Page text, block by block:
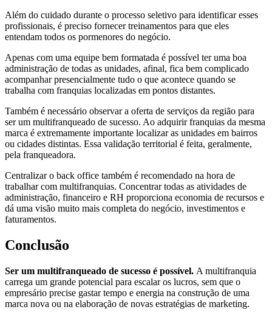
Além do cuidado durante o processo seletivo para identificar esses
profissionais, é preciso fornecer treinamentos para que eles
entendam todos os pormenores do negócio.
Apenas com uma equipe bem formatada é possível ter uma boa
administração de todas as unidades, afinal, fica bem complicado
acompanhar presencialmente tudo o que acontece quando se
trabalha com franquias localizadas em pontos distantes.
Também é necessário observar a oferta de serviços da região para
ser um multifranqueado de sucesso. Ao adquirir franquias da mesma
marca é extremamente importante localizar as unidades em bairros
ou cidades distintas. Essa validação territorial é feita, geralmente,
pela franqueadora.
Centralizar o back office também é recomendado na hora de
trabalhar com multifranquias. Concentrar todas as atividades de
administração, financeiro e RH proporciona economia de recursos e
dá uma visão muito mais completa do negócio, investimentos e
faturamentos.
Conclusão
Ser um multifranqueado de sucesso é possível. A multifranquia
carrega um grande potencial para escalar os lucros, sem que o
empresário precise gastar tempo e energia na construção de uma
marca nova ou na elaboração de novas estratégias de marketing.